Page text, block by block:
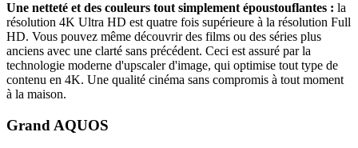
Une netteté et des couleurs tout simplement époustouflantes : la
résolution 4K Ultra HD est quatre fois supérieure à la résolution Full
HD. Vous pouvez même découvrir des films ou des séries plus
anciens avec une clarté sans précédent. Ceci est assuré par la
technologie moderne d'upscaler d'image, qui optimise tout type de
contenu en 4K. Une qualité cinéma sans compromis à tout moment
à la maison.
Grand AQUOS